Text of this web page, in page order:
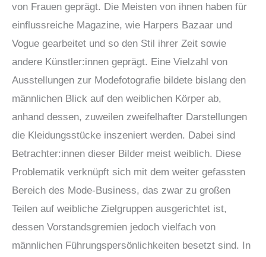
von Frauen geprägt. Die Meisten von ihnen haben für
einflussreiche Magazine, wie Harpers Bazaar und
Vogue gearbeitet und so den Stil ihrer Zeit sowie
andere Künstler:innen geprägt. Eine Vielzahl von
Ausstellungen zur Modefotografie bildete bislang den
männlichen Blick auf den weiblichen Körper ab,
anhand dessen, zuweilen zweifelhafter Darstellungen
die Kleidungsstücke inszeniert werden. Dabei sind
Betrachter:innen dieser Bilder meist weiblich. Diese
Problematik verknüpft sich mit dem weiter gefassten
Bereich des Mode-Business, das zwar zu großen
Teilen auf weibliche Zielgruppen ausgerichtet ist,
dessen Vorstandsgremien jedoch vielfach von
männlichen Führungspersönlichkeiten besetzt sind. In